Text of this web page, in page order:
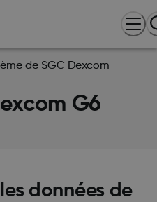
de SGC Dexcom
G6
données de